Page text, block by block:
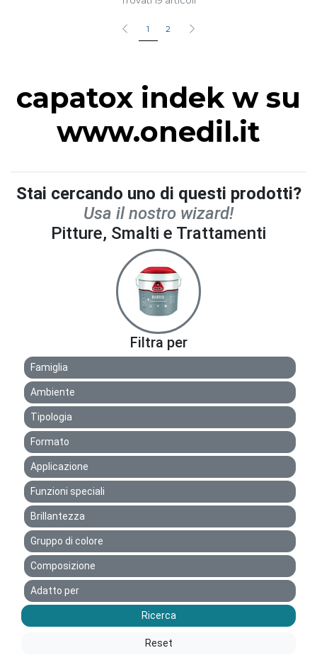
1 2
capatox indek w su
www.onedil.it
Stai cercando uno di questi prodotti?
Usa il nostro wizard!
Pitture, Smalti e Trattamenti
Filtra per
Famiglia
Ambiente
Tipologia
Formato
Applicazione
Funzioni speciali
Brillantezza
Gruppo di colore
Composizione
Adatto per
Ricerca
Reset